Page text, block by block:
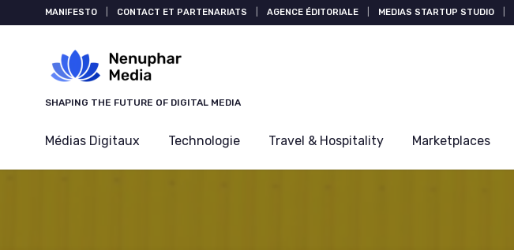
MANIFESTO CONTACT ET PARTENARIATS AGENCE ÉDITORIALE MEDIAS STARTUP STUDIO
SHAPING THE FUTURE OF DIGITAL MEDIA
Médias Digitaux Technologie Travel & Hospitality Marketplaces
Panneau de gestion des cookies